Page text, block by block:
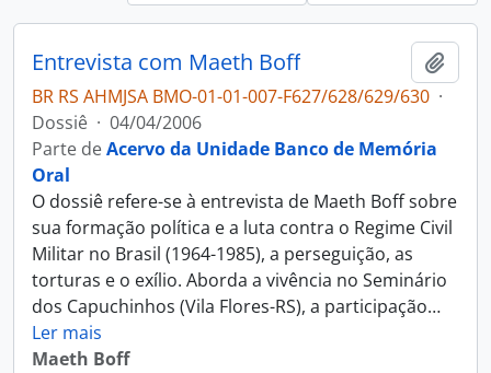
Entrevista com Maeth Boff
BR RS AHMJSA BMO-01-01-007-F627/628/629/630 ·
Dossiê · 04/04/2006
Parte deAcervo da Unidade Banco de Memória
Oral
O dossiê refere-se à entrevista de Maeth Boff sobre
sua formação política e a luta contra o Regime Civil
Militar no Brasil (1964-1985), a perseguição, as
torturas e o exílio. Aborda a vivência no Seminário
dos Capuchinhos (Vila Flores-RS), a participação…
Ler mais
Maeth Boff